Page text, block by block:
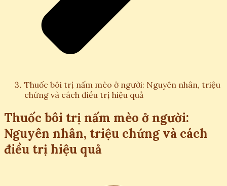
Thuốc bôi trị nấm mèo ở người: Nguyên nhân, triệu
chứng và cách điều trị hiệu quả
Thuốc bôi trị nấm mèo ở người:
Nguyên nhân, triệu chứng và cách
điều trị hiệu quả